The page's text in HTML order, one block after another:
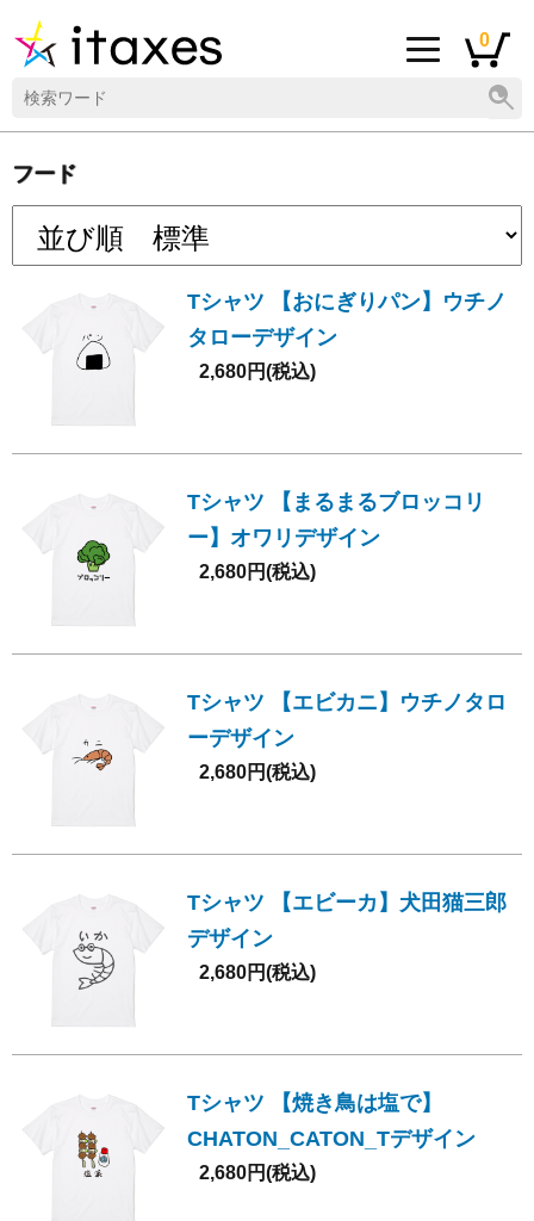
0
フード
Tシャツ 【おにぎりパン】ウチノ
タローデザイン
2,680円(税込)
Tシャツ 【まるまるブロッコリ
ー】オワリデザイン
2,680円(税込)
Tシャツ 【エビカニ】ウチノタロ
ーデザイン
2,680円(税込)
Tシャツ 【エビーカ】犬田猫三郎
デザイン
2,680円(税込)
Tシャツ 【焼き鳥は塩で】
CHATON_CATON_Tデザイン
2,680円(税込)